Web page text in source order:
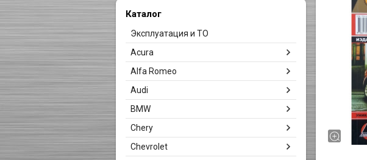
Каталог
Эксплуатация и ТО
Acura
Alfa Romeo
Audi
BMW
Chery
Chevrolet